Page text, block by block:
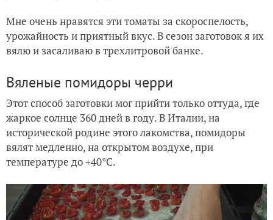
Мне очень нравятся эти томаты за скороспелость,
урожайность и приятный вкус. В сезон заготовок я их
вялю и засаливаю в трехлитровой банке.
Вяленые помидоры черри
Этот способ заготовки мог прийти только оттуда, где
жаркое солнце 360 дней в году. В Италии, на
исторической родине этого лакомства, помидоры
вялят медленно, на открытом воздухе, при
температуре до +40°С.